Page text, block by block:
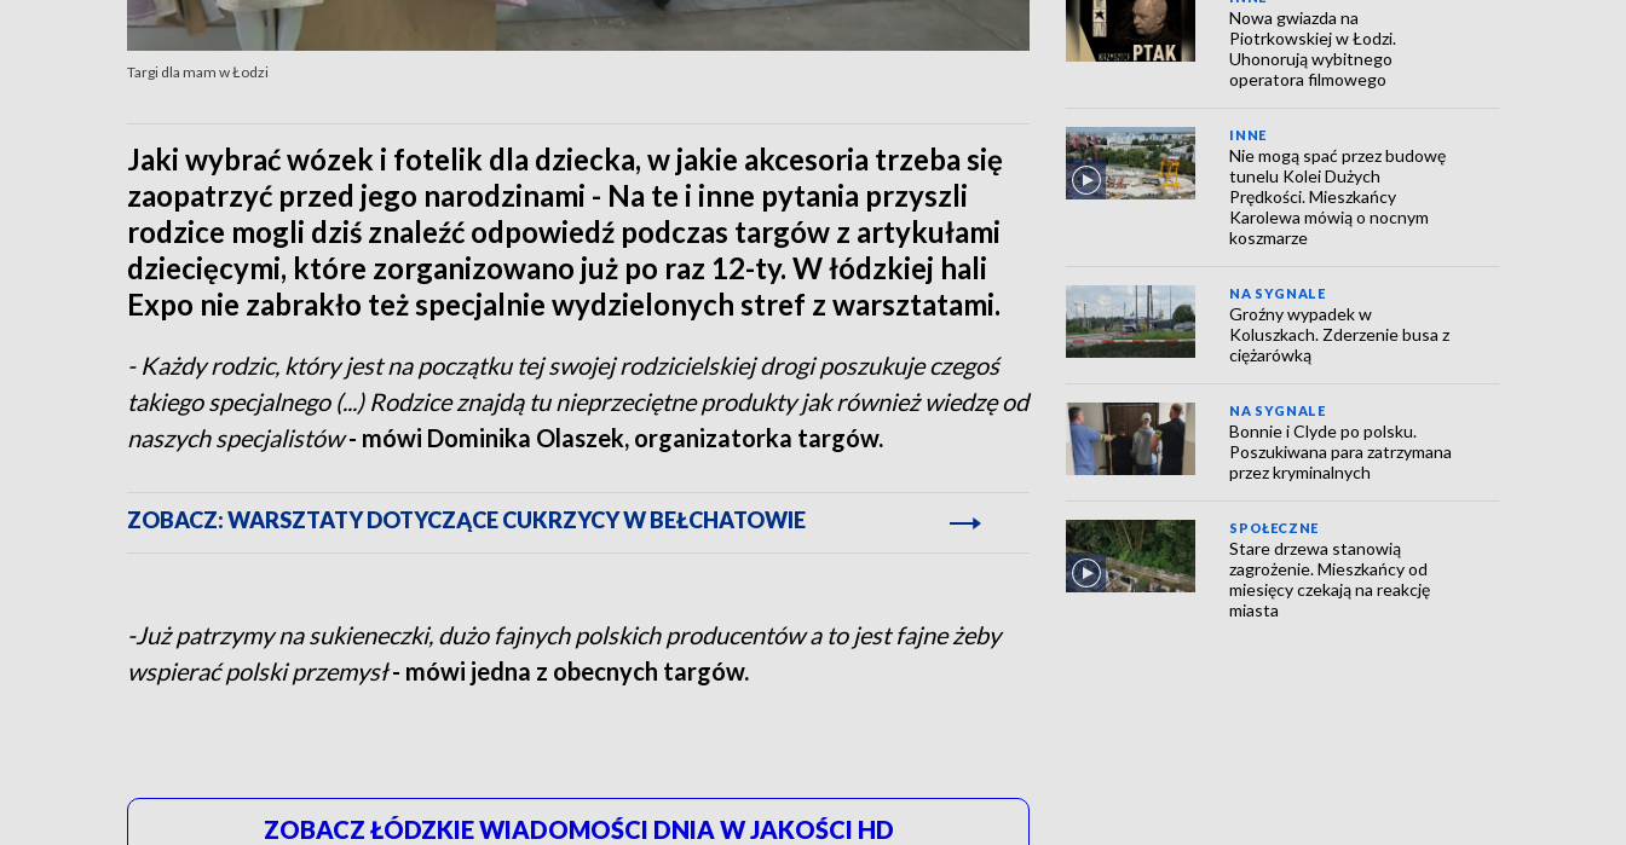
Targi dla mam w Łodzi
Jaki wybrać wózek i fotelik dla dziecka, w jakie akcesoria trzeba się
zaopatrzyć przed jego narodzinami - Na te i inne pytania przyszli
rodzice mogli dziś znaleźć odpowiedź podczas targów z artykułami
dziecięcymi, które zorganizowano już po raz 12-ty. W łódzkiej hali
Expo nie zabrakło też specjalnie wydzielonych stref z warsztatami.
- Każdy rodzic, który jest na początku tej swojej rodzicielskiej drogi poszukuje czegoś
takiego specjalnego (...) Rodzice znajdą tu nieprzeciętne produkty jak również wiedzę od
naszych specjalistów- mówi Dominika Olaszek, organizatorka targów.
ZOBACZ: WARSZTATY DOTYCZĄCE CUKRZYCY W BEŁCHATOWIE
-Już patrzymy na sukieneczki, dużo fajnych polskich producentów a to jest fajne żeby
wspierać polski przemysł - mówi jedna z obecnych targów.
ZOBACZ ŁÓDZKIE WIADOMOŚCI DNIA W JAKOŚCI HD
Nowa gwiazda na
Piotrkowskiej w Łodzi.
Uhonorują wybitnego
operatora filmowego
INNE
Nie mogą spać przez budowę
tunelu Kolei Dużych
Prędkości. Mieszkańcy
Karolewa mówią o nocnym
koszmarze
NA SYGNALE
Groźny wypadek w
Koluszkach. Zderzenie busa z
ciężarówką
NA SYGNALE
Bonnie i Clyde po polsku.
Poszukiwana para zatrzymana
przez kryminalnych
SPOŁECZNE
Stare drzewa stanowią
zagrożenie. Mieszkańcy od
miesięcy czekają na reakcję
miasta